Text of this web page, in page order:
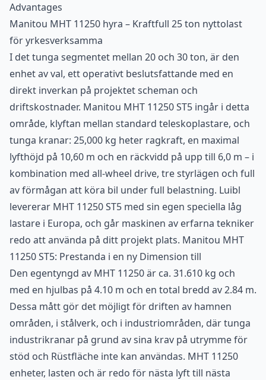
Advantages
Manitou MHT 11250 hyra – Kraftfull 25 ton nyttolast
för yrkesverksamma
I det tunga segmentet mellan 20 och 30 ton, är den
enhet av val, ett operativt beslutsfattande med en
direkt inverkan på projektet scheman och
driftskostnader. Manitou MHT 11250 ST5 ingår i detta
område, klyftan mellan standard teleskoplastare, och
tunga kranar: 25,000 kg heter ragkraft, en maximal
lyfthöjd på 10,60 m och en räckvidd på upp till 6,0 m – i
kombination med all-wheel drive, tre styrlägen och full
av förmågan att köra bil under full belastning. Luibl
levererar MHT 11250 ST5 med sin egen speciella låg
lastare i Europa, och går maskinen av erfarna tekniker
redo att använda på ditt projekt plats. Manitou MHT
11250 ST5: Prestanda i en ny Dimension till
Den egentyngd av MHT 11250 är ca. 31.610 kg och
med en hjulbas på 4.10 m och en total bredd av 2.84 m.
Dessa mått gör det möjligt för driften av hamnen
områden, i stålverk, och i industriområden, där tunga
industrikranar på grund av sina krav på utrymme för
stöd och Rüstfläche inte kan användas. MHT 11250
enheter, lasten och är redo för nästa lyft till nästa